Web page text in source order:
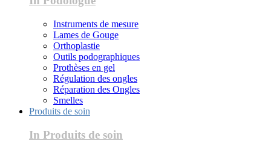
Instruments de mesure
Lames de Gouge
Orthoplastie
Outils podographiques
Prothèses en gel
Régulation des ongles
Réparation des Ongles
Smelles
Produits de soin
In Produits de soin